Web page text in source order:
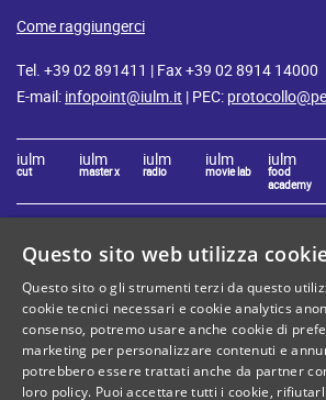
Come raggiungerci
Tel. +39 02 891411 | Fax +39 02 8914 14000
E-mail: infopoint@iulm.it | PEC:
iulm
cut
iulm
master x
iulm
radio
iulm
movie lab
iulm
food
academy
Resta connesso con IULM
Questo sito web utilizza
Questo sito o gli strumenti terzi da questo
cookie tecnici necessari e cookie analytics
consenso, potremo usare anche cookie di
marketing per personalizzare contenuti e
potrebbero essere trattati anche da partner
loro policy. Puoi accettare tutti i cookie,